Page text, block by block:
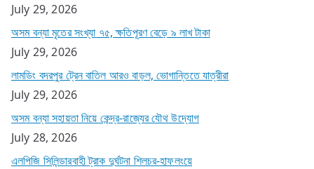
July 29, 2026
অসম বন্যা মৃতের সংখ্যা ৭৫, ক্ষতিপূরণ বেড়ে ৯ লাখ টাকা
July 29, 2026
লামডিং বদরপুর ট্রেন বাতিল আরও বাড়ল, ভোগান্তিতে যাত্রীরা
July 29, 2026
অসম বন্যা সহায়তা নিয়ে কেন্দ্র-রাজ্যের যৌথ উদ্যোগ
July 28, 2026
এলপিজি সিলিন্ডারবাহী ট্রাক দুর্ঘটনা শিলচর-হাফলংয়ে